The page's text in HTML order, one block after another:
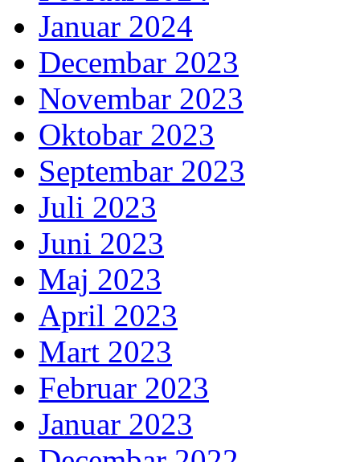
Januar 2024
Decembar 2023
Novembar 2023
Oktobar 2023
Septembar 2023
Juli 2023
Juni 2023
Maj 2023
April 2023
Mart 2023
Februar 2023
Januar 2023